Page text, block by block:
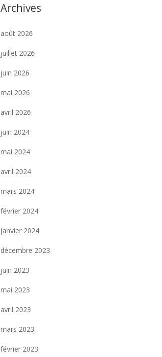
Archives
août 2026
juillet 2026
juin 2026
mai 2026
avril 2026
juin 2024
mai 2024
avril 2024
mars 2024
février 2024
janvier 2024
décembre 2023
juin 2023
mai 2023
avril 2023
mars 2023
février 2023